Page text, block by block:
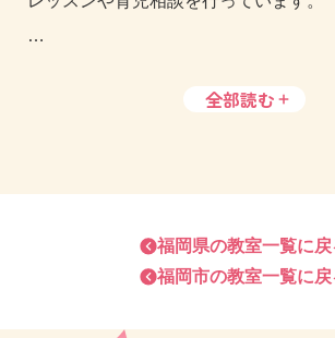
けましたでしょうか。
◆ はじめての子育てで、何をしたらい
全部読む
福岡県の教室一覧に戻
福岡市の教室一覧に戻